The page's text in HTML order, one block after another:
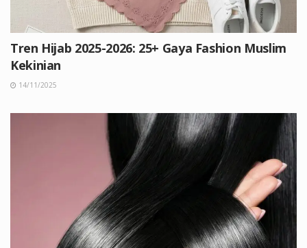
Tren Hijab 2025-2026: 25+ Gaya Fashion Muslim
Kekinian
14/11/2025